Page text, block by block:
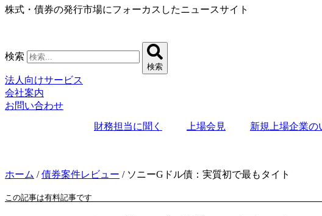
コ
ツ
に
ス
キ
ッ
株式・債券の発行市場にフォーカスしたニュースサイト
検索
検索
法人向けサービス
会社案内
お問い合わせ
財務担当に聞く
上場会見 新規上場企業の
ホーム /債券案件レビュー / ソニーGドル債：実質初で最もタイト
この記事は有料記事です